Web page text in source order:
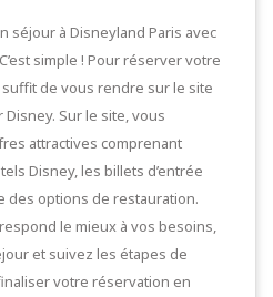
séjour à Disneyland Paris avec
simple ! Pour réserver votre
de vous rendre sur le site
Sur le site, vous
attractives comprenant
Disney, les billets d’entrée
des options de restauration.
le mieux à vos besoins,
et suivez les étapes de
votre réservation en